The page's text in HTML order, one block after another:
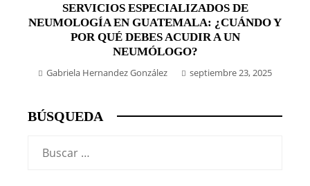
SERVICIOS ESPECIALIZADOS DE
NEUMOLOGÍA EN GUATEMALA: ¿CUÁNDO Y
POR QUÉ DEBES ACUDIR A UN
NEUMÓLOGO?
Gabriela Hernandez González septiembre 23, 2025
BÚSQUEDA